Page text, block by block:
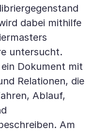
dabei mithilfe
untersucht.
Dokument mit
Relationen, die
Ablauf,
Am